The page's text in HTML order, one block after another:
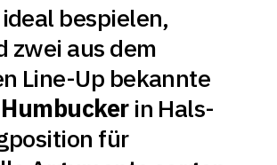
bespielen,
zwei aus dem
Line-Up bekannte
in Hals-
für